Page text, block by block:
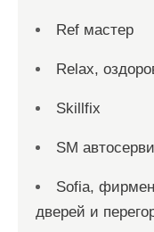
Ref мастер
Relax,
Skillfix
SM
Sofia,
дверей и